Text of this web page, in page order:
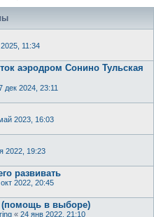
11:34
аэродром Сонино Тульская
дек 2024, 23:11
2023, 16:03
2022, 19:23
развивать
2022, 20:45
(помощь в выборе)
« 24 янв 2022, 21:10